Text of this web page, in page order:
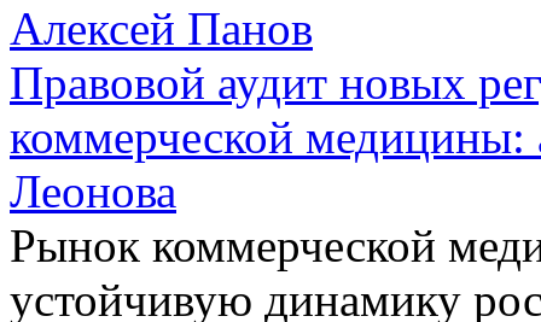
Алексей Панов
Правовой аудит новых
коммерческой медицины:
Леонова
Рынок коммерческой
устойчивую динамику